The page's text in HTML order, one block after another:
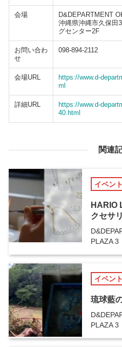
会場
D&DEPARTMENT
沖縄県沖縄市久保田
グセンター2F
お問い合わ
せ
098-894-2112
会場URL
https://www.d-
ml
詳細URL
https://www.d-
40.html
関連
イベント
HARIO
クセサ
PLAZA 3
イベント
琉球藍
PLAZA 3